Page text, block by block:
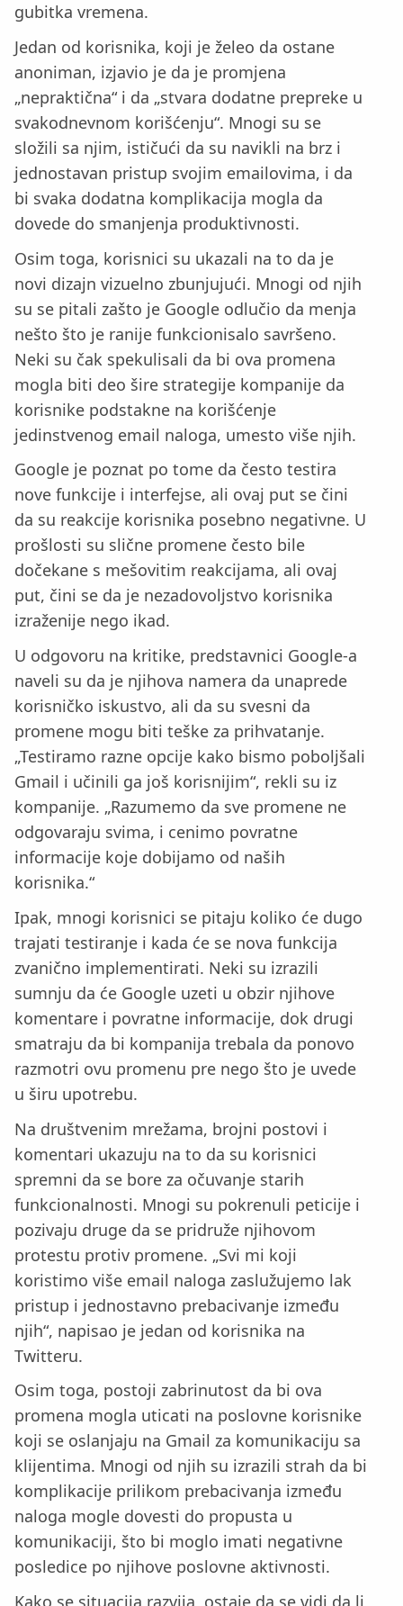
gubitka vremena.
Jedan od korisnika, koji je želeo da ostane
anoniman, izjavio je da je promjena
„nepraktična“ i da „stvara dodatne prepreke u
svakodnevnom korišćenju“. Mnogi su se
složili sa njim, ističući da su navikli na brz i
jednostavan pristup svojim emailovima, i da
bi svaka dodatna komplikacija mogla da
dovede do smanjenja produktivnosti.
Osim toga, korisnici su ukazali na to da je
novi dizajn vizuelno zbunjujući. Mnogi od njih
su se pitali zašto je Google odlučio da menja
nešto što je ranije funkcionisalo savršeno.
Neki su čak spekulisali da bi ova promena
mogla biti deo šire strategije kompanije da
korisnike podstakne na korišćenje
jedinstvenog email naloga, umesto više njih.
Google je poznat po tome da često testira
nove funkcije i interfejse, ali ovaj put se čini
da su reakcije korisnika posebno negativne. U
prošlosti su slične promene često bile
dočekane s mešovitim reakcijama, ali ovaj
put, čini se da je nezadovoljstvo korisnika
izraženije nego ikad.
U odgovoru na kritike, predstavnici Google-a
naveli su da je njihova namera da unaprede
korisničko iskustvo, ali da su svesni da
promene mogu biti teške za prihvatanje.
„Testiramo razne opcije kako bismo poboljšali
Gmail i učinili ga još korisnijim“, rekli su iz
kompanije. „Razumemo da sve promene ne
odgovaraju svima, i cenimo povratne
informacije koje dobijamo od naših
korisnika.“
Ipak, mnogi korisnici se pitaju koliko će dugo
trajati testiranje i kada će se nova funkcija
zvanično implementirati. Neki su izrazili
sumnju da će Google uzeti u obzir njihove
komentare i povratne informacije, dok drugi
smatraju da bi kompanija trebala da ponovo
razmotri ovu promenu pre nego što je uvede
u širu upotrebu.
Na društvenim mrežama, brojni postovi i
komentari ukazuju na to da su korisnici
spremni da se bore za očuvanje starih
funkcionalnosti. Mnogi su pokrenuli peticije i
pozivaju druge da se pridruže njihovom
protestu protiv promene. „Svi mi koji
koristimo više email naloga zaslužujemo lak
pristup i jednostavno prebacivanje između
njih“, napisao je jedan od korisnika na
Twitteru.
Osim toga, postoji zabrinutost da bi ova
promena mogla uticati na poslovne korisnike
koji se oslanjaju na Gmail za komunikaciju sa
klijentima. Mnogi od njih su izrazili strah da bi
komplikacije prilikom prebacivanja između
naloga mogle dovesti do propusta u
komunikaciji, što bi moglo imati negativne
posledice po njihove poslovne aktivnosti.
Kako se situacija razvija, ostaje da se vidi da li